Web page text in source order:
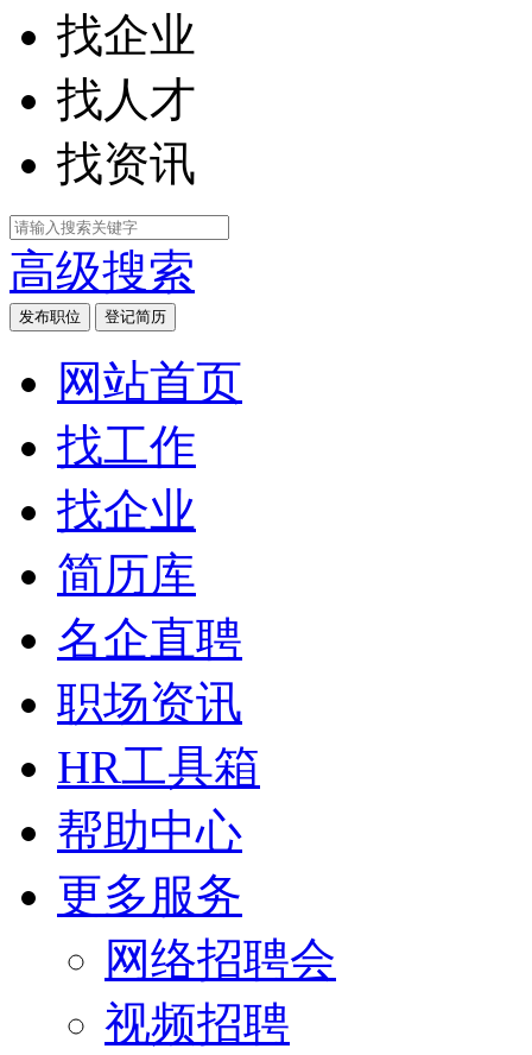
找企业
找人才
找资讯
高级搜索
发布职位 登记简历
网站首页
找工作
找企业
简历库
名企直聘
职场资讯
HR工具箱
帮助中心
更多服务
网络招聘会
视频招聘